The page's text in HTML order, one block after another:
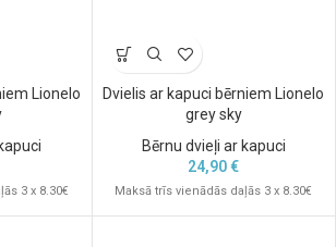
Lionelo
3 x 8.30€
Dvielis ar kapuci bērniem Lionelo
grey sky
Bērnu dvieļi ar kapuci
24,90€
Maksā trīs vienādās daļās 3 x 8.30€